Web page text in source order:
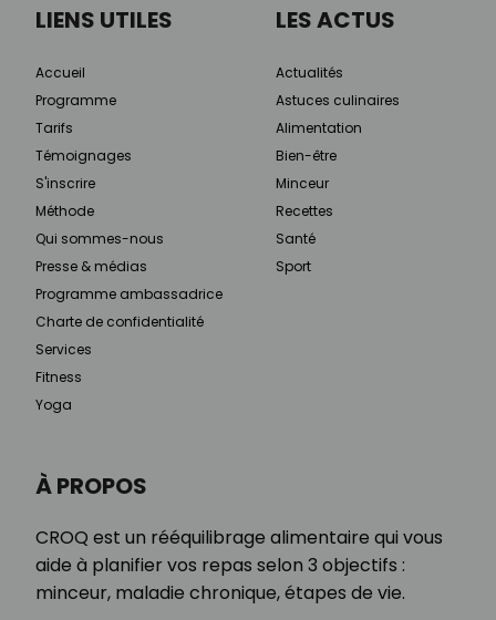
À PROPOS
CROQ est un rééquilibrage alimentaire qui vous
aide à planifier vos repas selon 3 objectifs :
minceur, maladie chronique, étapes de vie.
LIENS UTILES
Accueil
Programme
Tarifs
Témoignages
S'inscrire
Méthode
Qui sommes-nous
Presse & médias
Programme ambassadrice
Charte de confidentialité
Services
Fitness
Yoga
LES ACTUS
Actualités
Astuces culinaires
Alimentation
Bien-être
Minceur
Recettes
Santé
Sport